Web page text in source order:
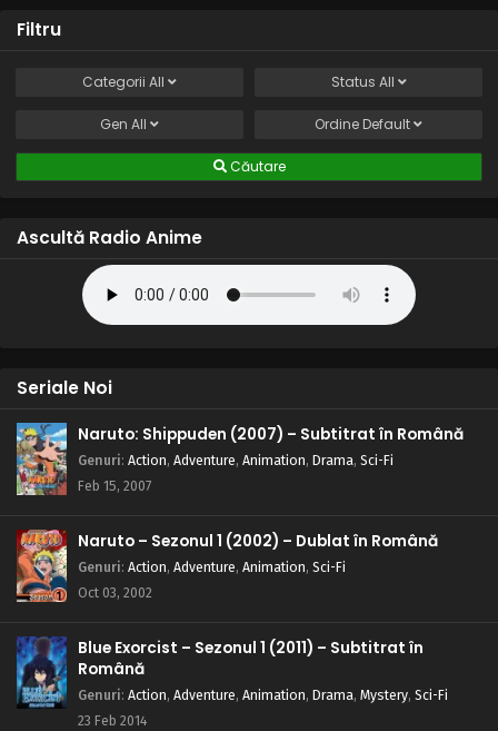
Filtru
Categorii All Status All
Gen All Ordine Default
Căutare
Ascultă Radio Anime
Seriale Noi
Naruto: Shippuden (2007) – Subtitrat în Română
Genuri: Action, Adventure, Animation, Drama, Sci-Fi
Feb 15, 2007
Naruto – Sezonul 1 (2002) – Dublat în Română
Genuri: Action, Adventure, Animation, Sci-Fi
Oct 03, 2002
Blue Exorcist – Sezonul 1 (2011) – Subtitrat în
Română
Genuri: Action, Adventure, Animation, Drama, Mystery, Sci-Fi
23 Feb 2014